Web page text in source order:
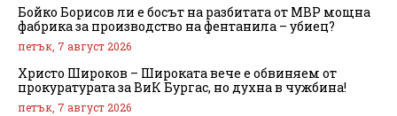
Бойко Борисов ли е босът на разбитата от МВР мощна
фабрика за производство на фентанила – убиец?
петък, 7 август 2026
Христо Широков – Широката вече е обвиняем от
прокуратурата за ВиК Бургас, но духна в чужбина!
петък, 7 август 2026